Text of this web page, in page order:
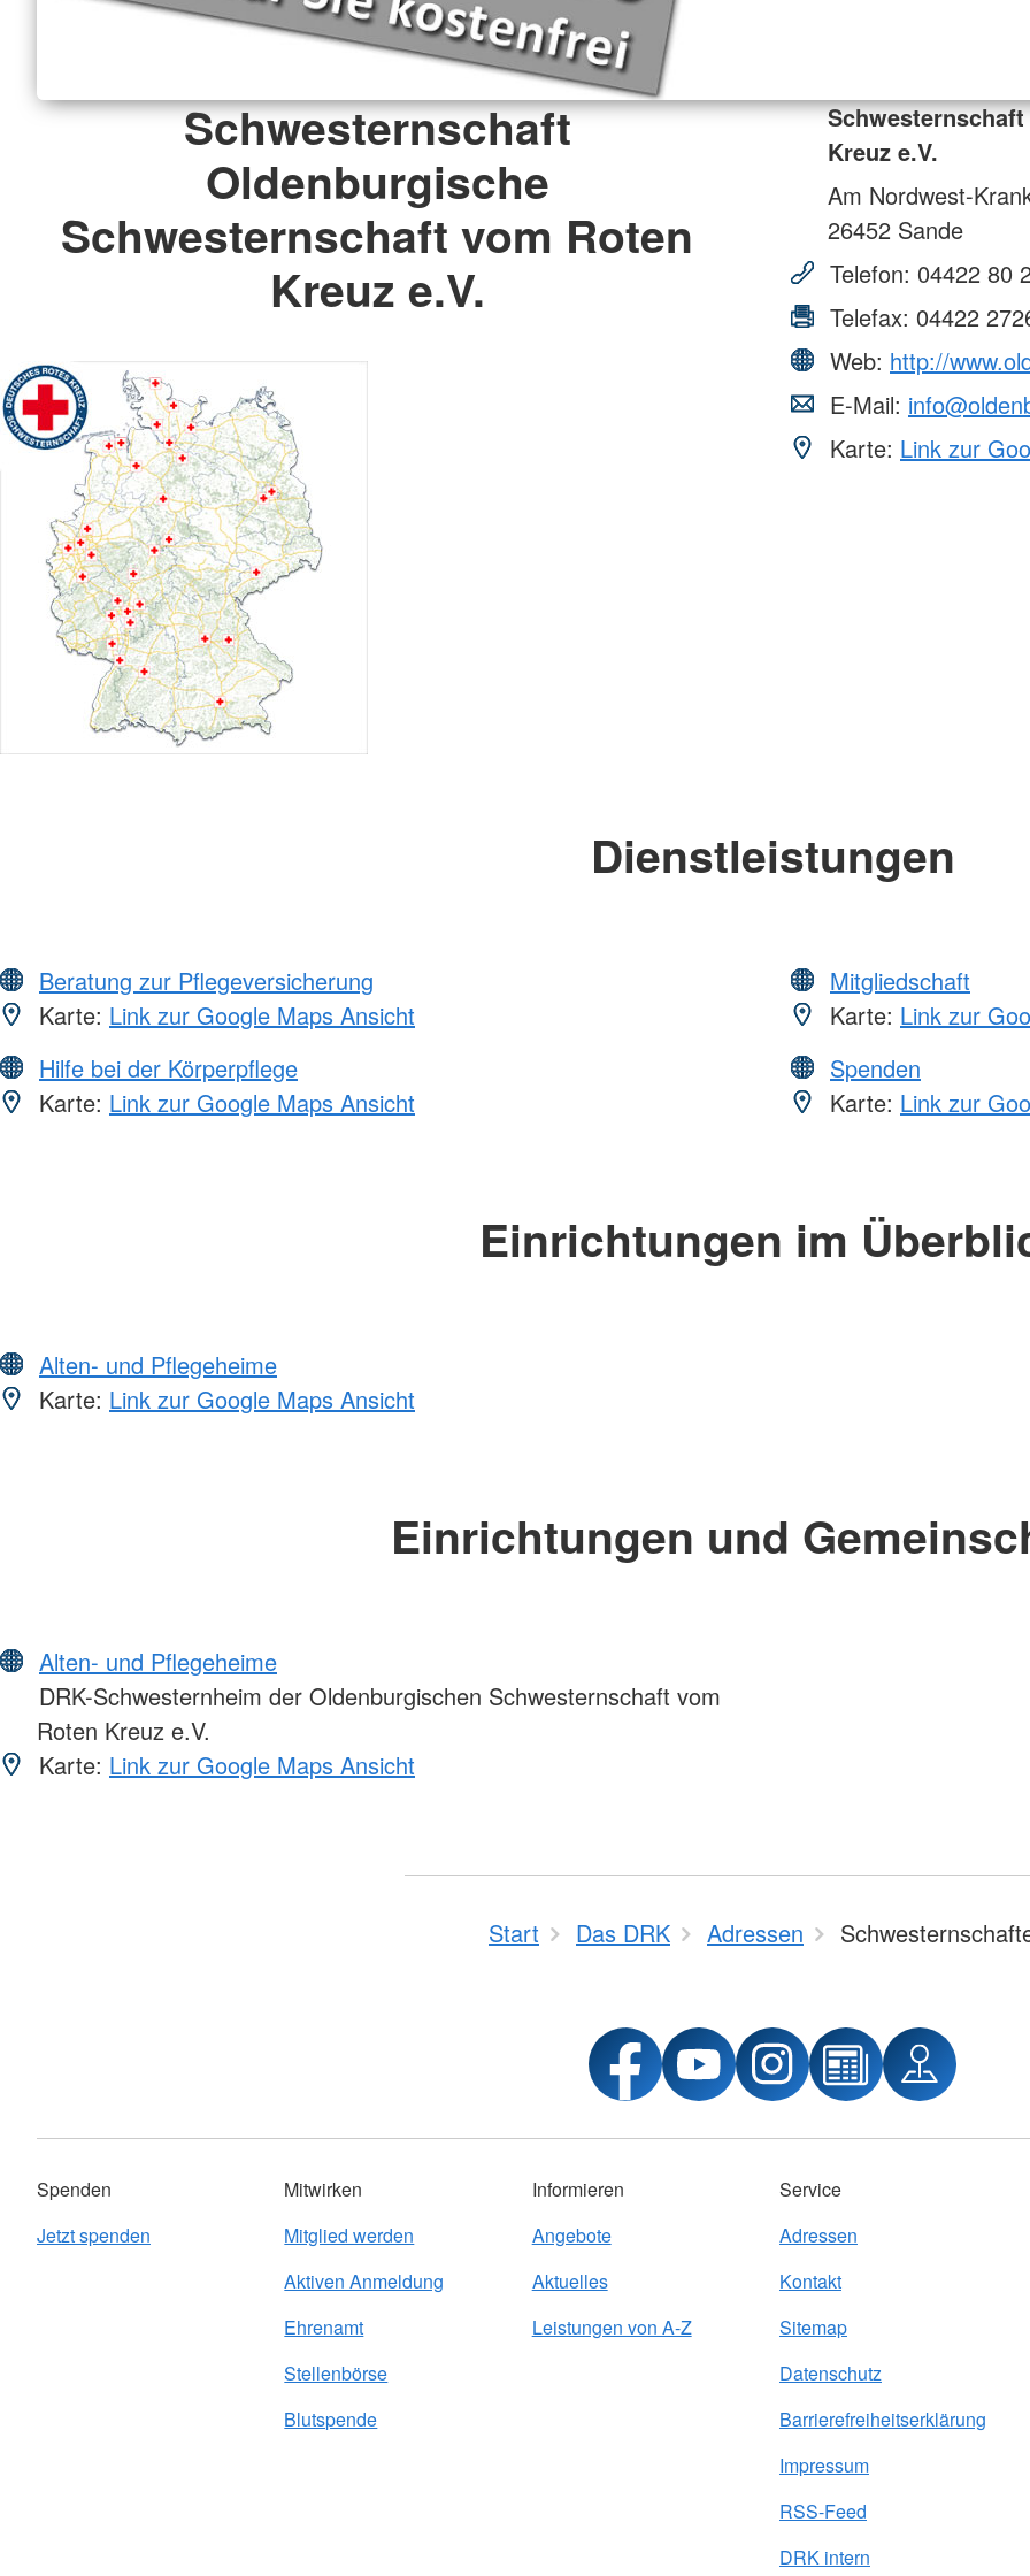
Schwesternschaft
Oldenburgische
Schwesternschaft vom Roten
Kreuz e.V.
Kreuz e.V.
Am Nordwest-
26452 Sande
Telefon: 04422 80
Telefax: 04422
Web: http://
E-Mail:
Karte: Link zur
Dienstleistungen
Beratung zur Pflegeversicherung
Karte: Link zur Google Maps Ansicht
Hilfe bei der Körperpflege
Karte: Link zur Google Maps Ansicht
Mitgliedschaft
Karte: Link zur
Spenden
Karte: Link zur
Einrichtungen im
Alten- und Pflegeheime
Karte: Link zur Google Maps Ansicht
Einrichtungen und
Alten- und Pflegeheime
DRK-Schwesternheim der Oldenburgischen Schwesternschaft vom
Roten Kreuz e.V.
Karte: Link zur Google Maps Ansicht
Start Das DRK Adressen
Spenden
Jetzt spenden
Mitwirken
Mitglied werden
Aktiven Anmeldung
Ehrenamt
Stellenbörse
Blutspende
Informieren
Angebote
Aktuelles
Leistungen von A-Z
Service
Adressen
Kontakt
Sitemap
Datenschutz
Barrierefreiheitserklärung
Impressum
RSS-Feed
DRK intern